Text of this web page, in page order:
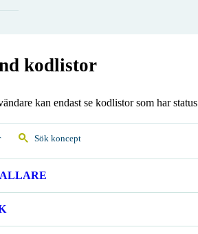
kodlistor
kan endast se kodlistor som har status
Sök koncept